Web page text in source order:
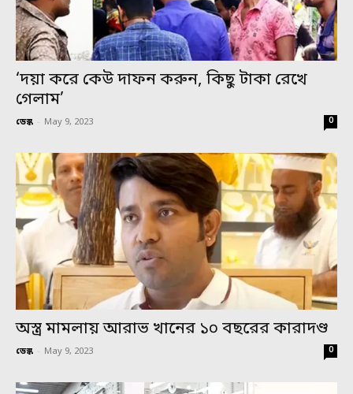
‘দয়া করে কেউ দাফন করুন, কিছু টাকা রেখে
গেলাম’
ডেস্ক - May 9, 2023 0
অস্ত্র মামলায় আরাভ খানের ১০ বছরের কারাদণ্ড
ডেস্ক - May 9, 2023 0